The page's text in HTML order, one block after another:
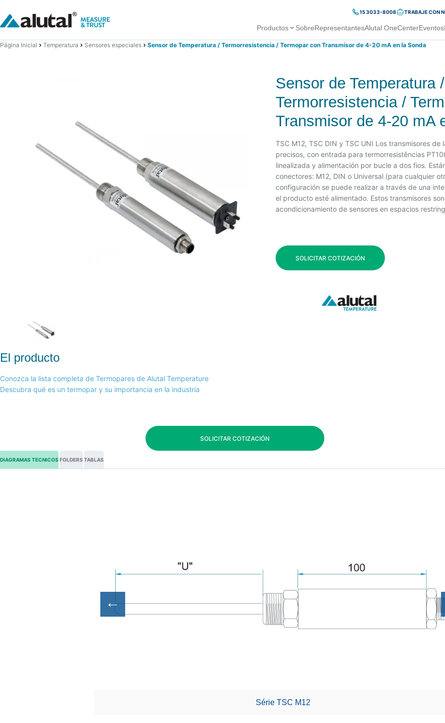
15 3033-8008 TRABAJE CON
Productos SobreRepresentantesAlutal OneCenterEventos
Página Inicial Temperatura Sensores especiales Sensor de Temperatura / Termorresistencia / Termopar con Transmisor de 4-20 mA en la Sonda
Sensor de Temperatura /
Termorresistencia /
Transmisor de 4-20 mA
TSC M12, TSC DIN y TSC UNI Los transmisores de
precisos, con entrada para termorresistências
linealizada y alimentación por bucle a dos fios.
conectores: M12, DIN o Universal (para cualquier
configuración se puede realizar a través de una
el producto esté alimentado. Estos transmisores
acondicionamiento de sensores en espacios
SOLICITAR COTIZACIÓN
El producto
Conozca la lista completa de Termopares de Alutal Temperature
Descubra qué es un termopar y su importancia en la industria
SOLICITAR COTIZACIÓN
DIAGRAMAS TECNICOS FOLDERS TABLAS
Série TSC M12
←